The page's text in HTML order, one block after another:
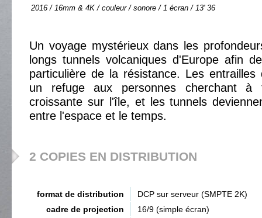
2016 / 16mm & 4K / couleur / sonore / 1 écran / 13' 36
Un voyage mystérieux dans les
longs tunnels volcaniques d'Europe afin
particulière de la résistance. Les
un refuge aux personnes cherchant à
croissante sur l'île, et les tunnels
entre l'espace et le temps.
2 COPIES EN DISTRIBUTION
format de distribution
DCP sur serveur (SMPTE 2K)
cadre de projection
16/9 (simple écran)